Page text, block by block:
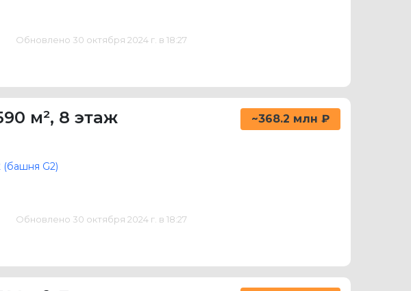
Обновлено 30 октября 2024 г. в 18:27
м², 8 этаж ~368.2 млн ₽
(башня G2)
Обновлено 30 октября 2024 г. в 18:27